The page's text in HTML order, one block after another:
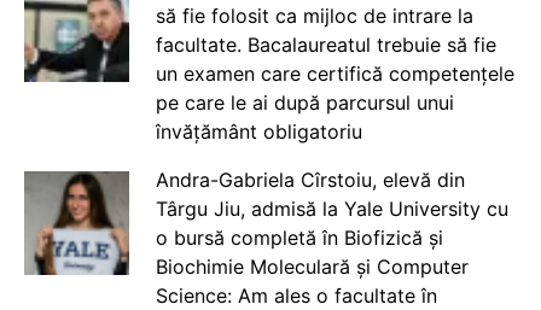
să fie folosit ca mijloc de intrare la
facultate. Bacalaureatul trebuie să fie
un examen care certifică competențele
pe care le ai după parcursul unui
învățământ obligatoriu
Andra-Gabriela Cîrstoiu, elevă din
Târgu Jiu, admisă la Yale University cu
o bursă completă în Biofizică și
Biochimie Moleculară și Computer
Science: Am ales o facultate în